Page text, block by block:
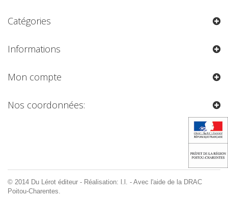
Catégories
Informations
© 2014 Du Lérot éditeur - Réalisation: l.l. - Avec l'aide de la DRAC
Poitou-Charentes.
Mon compte
Nos coordonnées: